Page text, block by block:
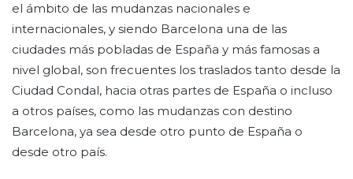
el ámbito de las mudanzas nacionales e
internacionales, y siendo Barcelona una de las
ciudades más pobladas de España y más famosas a
nivel global, son frecuentes los traslados tanto desde la
Ciudad Condal, hacia otras partes de España o incluso
a otros países, como las mudanzas con destino
Barcelona, ya sea desde otro punto de España o
desde otro país.